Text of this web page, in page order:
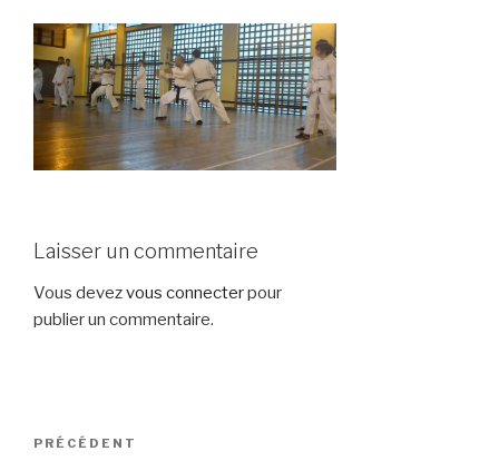
Laisser un commentaire
Vous devezvous connecterpour
publier un commentaire.
Navigation
Article
PRÉCÉDENT